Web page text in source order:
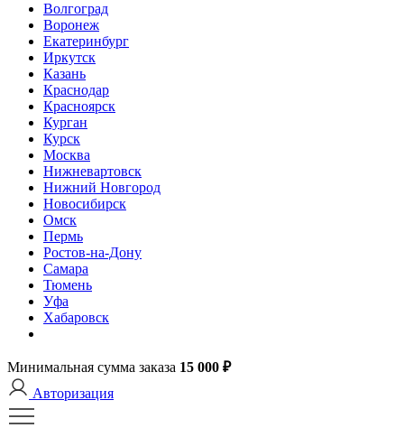
Волгоград
Воронеж
Екатеринбург
Иркутск
Казань
Краснодар
Красноярск
Курган
Курск
Москва
Нижневартовск
Нижний Новгород
Новосибирск
Омск
Пермь
Ростов-на-Дону
Самара
Тюмень
Уфа
Хабаровск
Минимальная сумма заказа 15 000 ₽
Авторизация